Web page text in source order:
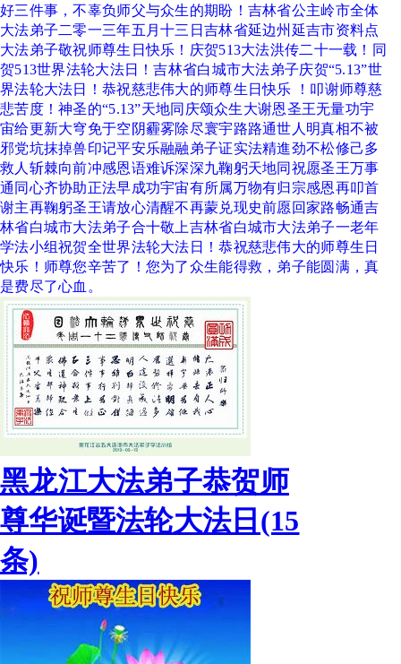
好三件事，不辜负师父与众生的期盼！吉林省公主岭市全体
大法弟子二零一三年五月十三日吉林省延边州延吉市资料点
大法弟子敬祝师尊生日快乐！庆贺513大法洪传二十一载！同
贺513世界法轮大法日！吉林省白城市大法弟子庆贺“5.13”世
界法轮大法日！恭祝慈悲伟大的师尊生日快乐 ！叩谢师尊慈
悲苦度！神圣的“5.13”天地同庆颂众生大谢恩圣王无量功宇
宙给更新大穹免于空阴霾雾除尽寰宇路路通世人明真相不被
邪党坑抹掉兽印记平安乐融融弟子证实法精進劲不松修己多
救人斩棘向前冲感恩语难诉深深九鞠躬天地同祝愿圣王万事
通同心齐协助正法早成功宇宙有所属万物有归宗感恩再叩首
谢主再鞠躬圣王请放心清醒不再蒙兑现史前愿回家路畅通吉
林省白城市大法弟子合十敬上吉林省白城市大法弟子一老年
学法小组祝贺全世界法轮大法日！恭祝慈悲伟大的师尊生日
快乐！师尊您辛苦了！您为了众生能得救，弟子能圆满，真
是费尽了心血。
黑龙江大法弟子恭贺师
尊华诞暨法轮大法日(15
条)